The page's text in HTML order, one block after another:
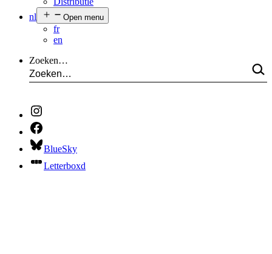
nl
Open menu
fr
en
Zoeken…
BlueSky
Letterboxd